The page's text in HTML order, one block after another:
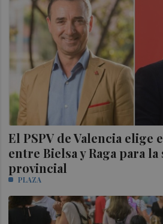
El PSPV de Valencia elige
entre Bielsa y Raga para
provincial
PLAZA